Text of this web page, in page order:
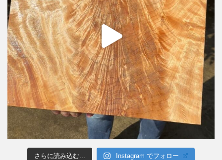
さらに読み込む... Instagram でフォロー